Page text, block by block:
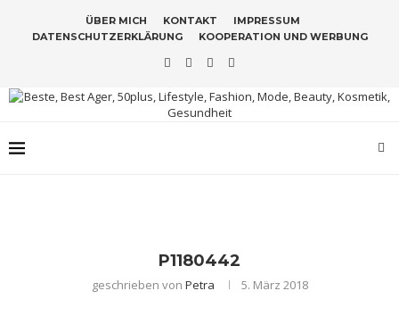
ÜBER MICH KONTAKT
IMPRESSUM
DATENSCHUTZERKLÄRUNG
KOOPERATION UND WERBUNG
P1180442
geschrieben von Petra 5. März 2018